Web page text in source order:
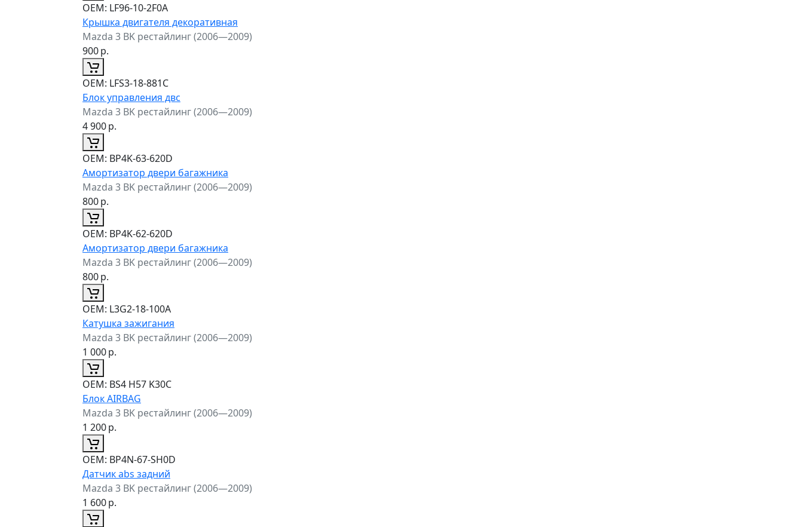
ОЕМ: LF96-10-2F0A
Крышка двигателя декоративная
Mazda 3 BK рестайлинг (2006—2009)
900р.
ОЕМ: LFS3-18-881C
Блок управления двс
Mazda 3 BK рестайлинг (2006—2009)
4 900р.
ОЕМ: BP4K-63-620D
Амортизатор двери багажника
Mazda 3 BK рестайлинг (2006—2009)
800р.
ОЕМ: BP4K-62-620D
Амортизатор двери багажника
Mazda 3 BK рестайлинг (2006—2009)
800р.
ОЕМ: L3G2-18-100A
Катушка зажигания
Mazda 3 BK рестайлинг (2006—2009)
1 000р.
ОЕМ: BS4 H57 K30C
Блок AIRBAG
Mazda 3 BK рестайлинг (2006—2009)
1 200р.
ОЕМ: BP4N-67-SH0D
Датчик abs задний
Mazda 3 BK рестайлинг (2006—2009)
1 600р.